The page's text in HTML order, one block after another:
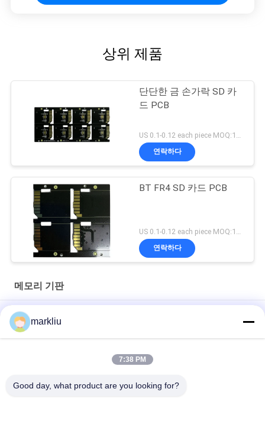
상위 제품
단단한 금 손가락 SD 카
드 PCB
US 0.1-0.12 each piece MOQ:1000pieces
연락하다
BT FR4 SD 카드 PCB
연락하다
메모리 기판
메모리 카드를 위한 FMC NAND / 플래쉬 메모리 기판 BT / FR4 재
료 70 um
markliu
7:38 PM
Good day, what product are you looking for?